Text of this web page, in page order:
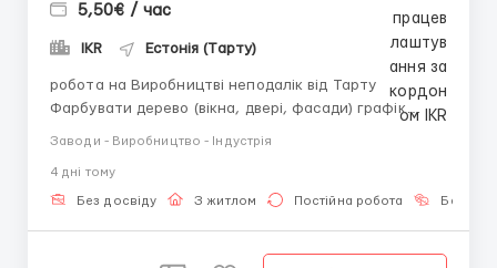
5,50€ / час
IKR Естонія (Тарту)
робота на Виробництві неподалік від Тарту
Фарбувати дерево (вікна, двері, фасади) графік
фірми) оплата 5,50 євро година нетто Телефонуйте
+372 57943705...
Заводи - Виробництво - Індустрія
4 днi тому
Без досвіду З житлом Постійна робота Без